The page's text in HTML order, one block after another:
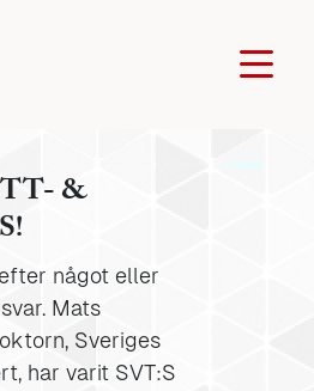
&
något eller
Mats
Sveriges
har varit SVT:S